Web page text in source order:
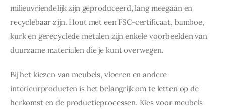
milieuvriendelijk zijn geproduceerd, lang meegaan en
recyclebaar zijn. Hout met een FSC-certificaat, bamboe,
kurk en gerecyclede metalen zijn enkele voorbeelden van
duurzame materialen die je kunt overwegen.
Bij het kiezen van meubels, vloeren en andere
interieurproducten is het belangrijk om te letten op de
herkomst en de productieprocessen. Kies voor meubels